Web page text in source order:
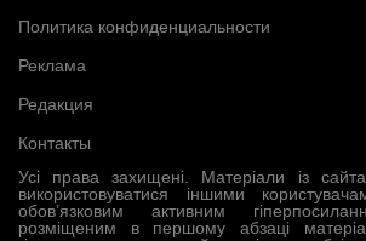
Усі права захищені. Матеріали із
використовуватися іншими
обов’язковим активним
розміщеним в першому абзаці
Политика конфиденциальности
Реклама
Редакция
Контакты